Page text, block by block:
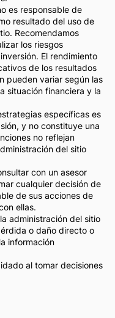
es responsable de
resultado del uso de
Recomendamos
los riesgos
El rendimiento
de los resultados
pueden variar según las
situación financiera y la
específicas es
y no constituye una
no reflejan
del sitio
con un asesor
cualquier decisión de
de sus acciones de
ellas.
administración del sitio
o daño directo o
información
al tomar decisiones